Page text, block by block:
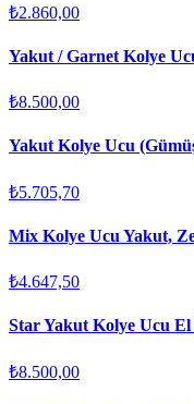
₺2.860,00
Yakut / Garnet Kolye
₺8.500,00
Yakut Kolye Ucu
₺5.705,70
Mix Kolye Ucu Yakut,
₺4.647,50
Star Yakut Kolye Ucu
₺8.500,00